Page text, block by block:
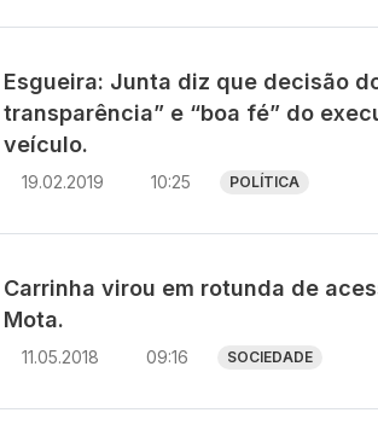
Esgueira: Junta diz que decisão
transparência” e “boa fé” do
veículo.
19.02.2019 10:25 POLÍTICA
Carrinha virou em rotunda de
Mota.
11.05.2018 09:16 SOCIEDADE